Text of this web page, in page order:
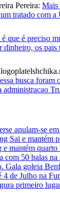
Pereira: Mais
tratado com a
que é preciso
dinheiro, os pais
busca foram
administracao
anulam-se
Sai e mantém
e mantém quarto
com 50 balas na
Gala goleia
4 de Julho na
primeiro